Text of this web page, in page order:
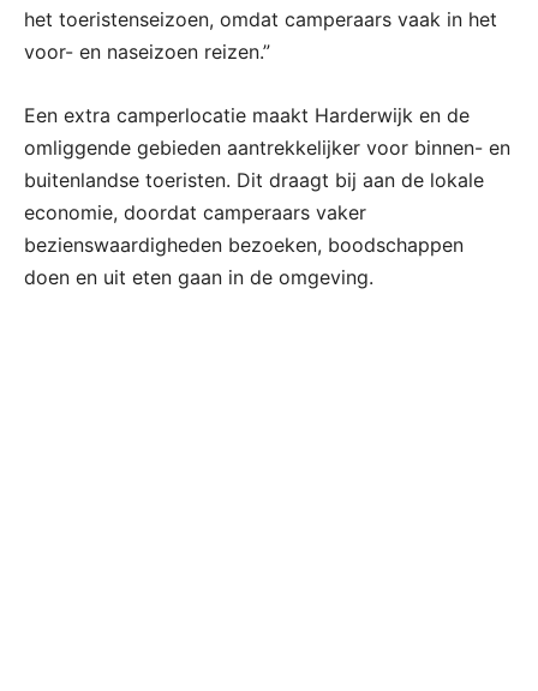
het toeristenseizoen, omdat camperaars vaak in het
voor- en naseizoen reizen.”
Een extra camperlocatie maakt Harderwijk en de
omliggende gebieden aantrekkelijker voor binnen- en
buitenlandse toeristen. Dit draagt bij aan de lokale
economie, doordat camperaars vaker
bezienswaardigheden bezoeken, boodschappen
doen en uit eten gaan in de omgeving.